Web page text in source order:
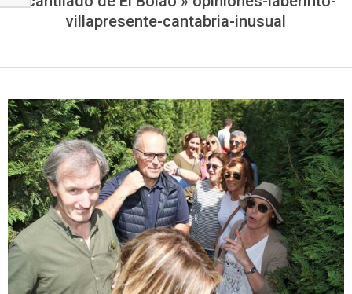
villapresente-cantabria-inusual